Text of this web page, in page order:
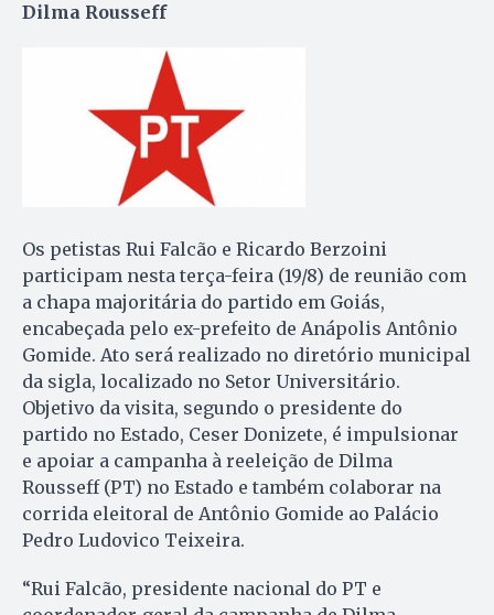
Dilma Rousseff
Os petistas Rui Falcão e Ricardo Berzoini
participam nesta terça-feira (19/8) de reunião com
a chapa majoritária do partido em Goiás,
encabeçada pelo ex-prefeito de Anápolis Antônio
Gomide. Ato será realizado no diretório municipal
da sigla, localizado no Setor Universitário.
Objetivo da visita, segundo o presidente do
partido no Estado, Ceser Donizete, é impulsionar
e apoiar a campanha à reeleição de Dilma
Rousseff (PT) no Estado e também colaborar na
corrida eleitoral de Antônio Gomide ao Palácio
Pedro Ludovico Teixeira.
“Rui Falcão, presidente nacional do PT e